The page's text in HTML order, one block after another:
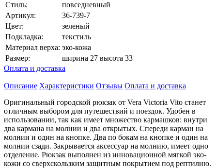
Стиль:
повседневный
Артикул:
36-739-7
Цвет:
зеленый
Подкладка:
текстиль
Материал верха: эко-кожа
Размер:
ширина 27 высота 33
Оплата и доставка
Описание Характеристики Отзывы Оплата и доставка
Оригинальный городской рюкзак от Vera Victoria Vito станет
отличным выбором для путешествий и поездок. Удобен в
использовании, так как имеет множество кармашков: внутри
два кармана на молнии и два открытых. Спереди карман на
молнии и один на кнопке. Два по бокам на кнопке и один на
молнии сзади. Закрывается аксессуар на молнию, имеет одно
отделение. Рюкзак выполнен из инновационной мягкой эко-
кожи со сверхскользким защитным покрытием под рептилию.